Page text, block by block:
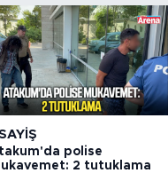
polise
2 tutuklama